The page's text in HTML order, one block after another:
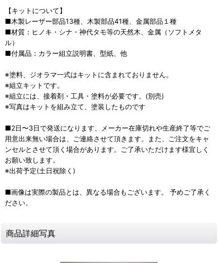
【キットについて】
■木製レーザー部品13種、木製部品41種、金属部品１種
■材質：ヒノキ・シナ・神代タモ等の天然木、金属（ソフトメタ
ル）
■付属品：カラー組立説明書、型紙、他
※塗料、ジオラマ一式はキットに含まれておりません。
※組立キットです。
※組立には、接着剤・工具・塗料が必要です。(別売)
※写真はキットを組み立て、塗装したものです
■2日〜3日で発送になります、メーカー在庫切れや生産終了等でご
用意出来無い場合は、ご連絡させて頂きます。また、ご注文をキャ
ンセルとさせて頂く場合があります。ご了承いただけます様宜しく
お願い致します。
※出荷予定(土日祝除く)
■画像は実際の製品とは、異なる場合もございます。 予めご了承く
ださい。
商品詳細写真